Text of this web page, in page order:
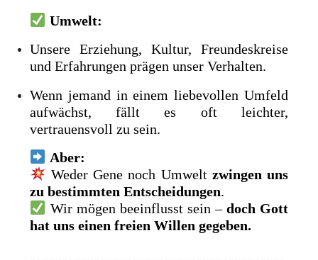
Umwelt:
Unsere Erziehung, Kultur, Freundeskreise
und Erfahrungen prägen unser Verhalten.
Wenn jemand in einem liebevollen Umfeld
aufwächst, fällt es oft leichter,
vertrauensvoll zu sein.
Aber:
Weder Gene noch Umwelt zwingen uns
zu bestimmten Entscheidungen.
Wir mögen beeinflusst sein – doch Gott
hat uns einen freien Willen gegeben.